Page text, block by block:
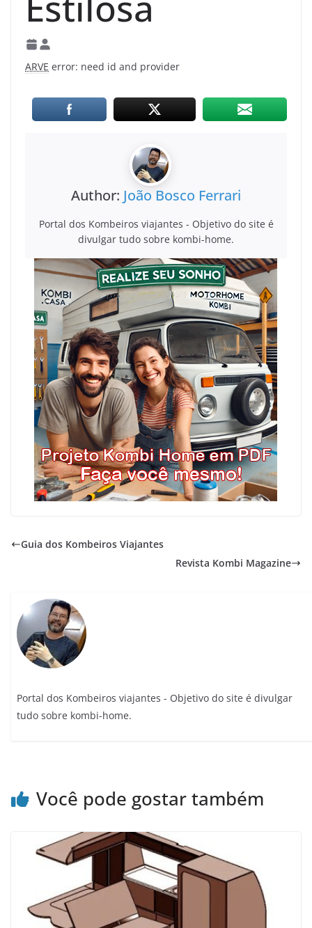
ARVE error: need id and provider
Author: João Bosco Ferrari
Portal dos Kombeiros viajantes - Objetivo do site é
divulgar tudo sobre kombi-home.
Guia dos Kombeiros Viajantes
Revista Kombi Magazine
Portal dos Kombeiros viajantes - Objetivo do site é divulgar
tudo sobre kombi-home.
Você pode gostar também